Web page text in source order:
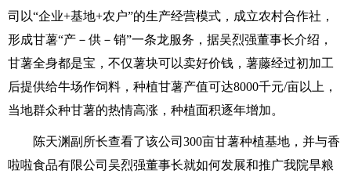
司以“企业+基地+农户”的生产经营模式，成立农村合作社，
形成甘薯“产－供－销”一条龙服务，据吴烈强董事长介绍，
甘薯全身都是宝，不仅薯块可以卖好价钱，薯藤经过初加工
后提供给牛场作饲料，种植甘薯产值可达8000千元/亩以上，
当地群众种甘薯的热情高涨，种植面积逐年增加。
陈天渊副所长查看了该公司 300亩甘薯种植基地，并与香
啦啦食品有限公司吴烈强董事长就如何发展和推广我院旱粮